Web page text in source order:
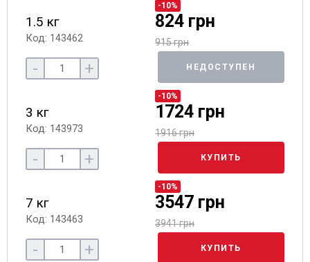
1.5 кг
Код: 143462
-10%
824 грн
915 грн
- + НЕДОСТУПЕН
3 кг
Код: 143973
-10%
1724 грн
1916 грн
- + КУПИТЬ
7 кг
Код: 143463
-10%
3547 грн
3941 грн
- + КУПИТЬ